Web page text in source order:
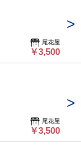
尾花屋
￥3,500
尾花屋
￥3,500